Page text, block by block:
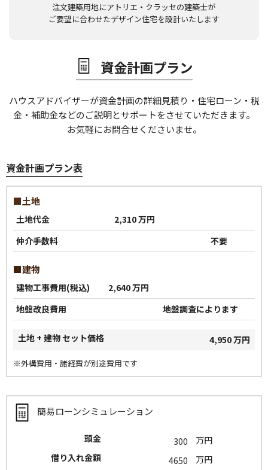
注文建築用地にアトリエ・クラッセの建築士が
ご要望に合わせたデザイン住宅を設計いたします
資金計画プラン
ハウスアドバイザーが資金計画の詳細見積り・住宅ローン・税
金・補助金などのご説明とサポートをさせていただきます。
お気軽にお問合せくださいませ。
資金計画プラン表
■土地
土地代金
2,310 万円
仲介手数料
不要
■建物
建物工事費用(税込)
2,640 万円
地盤改良費用
地盤調査によります
土地 + 建物 セット価格 4,950 万円
※外構費用・諸経費が別途費用です
簡易ローンシミュレーション
頭金
万円
借り入れ金額
万円